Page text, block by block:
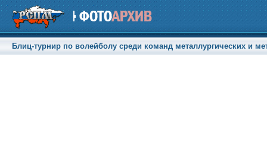
Блиц-турнир по волейболу среди команд металлургических и